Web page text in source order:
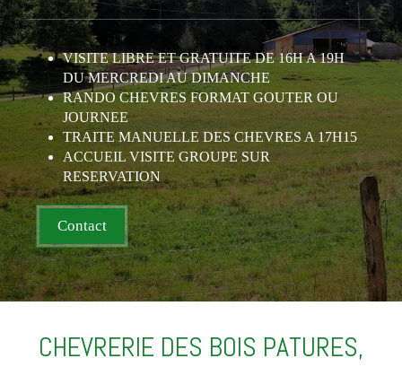
VISITE LIBRE ET GRATUITE DE 16H A 19H
DU MERCREDI AU DIMANCHE
RANDO CHEVRES FORMAT GOUTER OU
JOURNEE
TRAITE MANUELLE DES CHEVRES A 17H15
ACCUEIL VISITE GROUPE SUR
RESERVATION
Contact
CHEVRERIE DES BOIS PATURES,